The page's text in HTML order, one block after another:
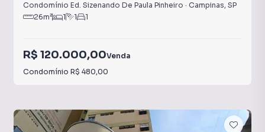
Condomínio Ed. Sizenando De Paula Pinheiro · Campinas, SP
26m² 1 1 1
R$ 120.000,00Venda
Condomínio R$ 480,00